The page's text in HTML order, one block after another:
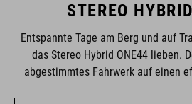
STEREO
Entspannte Tage am Berg und auf
das Stereo Hybrid ONE44 lieben.
abgestimmtes Fahrwerk auf einen